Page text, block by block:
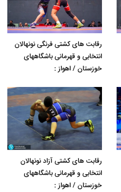
رقابت های کشتی فرنگی نونهالان
انتخابی و قهرمانی باشگاههای
خوزستان / اهواز :
رقابت های کشتی آزاد نونهالان
انتخابی و قهرمانی باشگاههای
خوزستان / اهواز :